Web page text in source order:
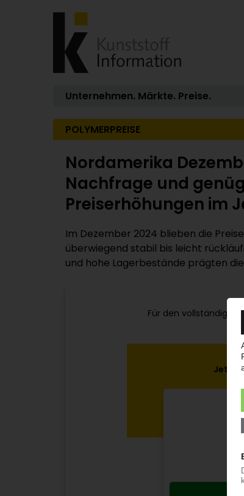
Unternehmen. Märkte. Preise.
POLYMERPREISE
Nordamerika
Nachfrage und
Preiserhöhungen im
Im Dezember 2024 blieben die
überwiegend stabil bis leicht
und hohe Lagerbestände prägten die
Für den vollständigen
Jetzt